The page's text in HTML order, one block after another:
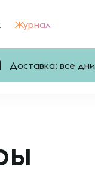
Журнал
Доставка: все дни